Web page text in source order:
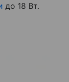
до 18 Вт.